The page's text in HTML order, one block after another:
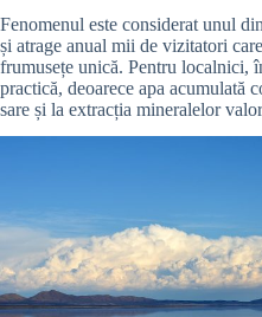
Fenomenul este considerat unul
și atrage anual mii de vizitatori
frumusețe unică. Pentru localnici,
practică, deoarece apa acumulată
sare și la extracția mineralelor